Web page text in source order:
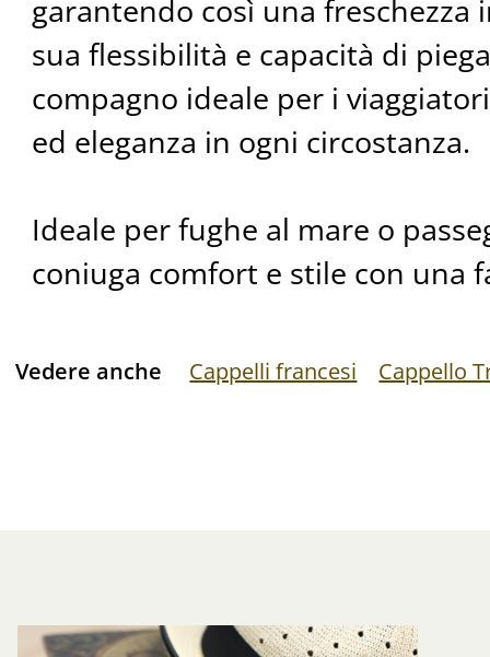
garantendo così una freschezza
sua flessibilità e capacità di
compagno ideale per i
ed eleganza in ogni circostanza.
Ideale per fughe al mare o
coniuga comfort e stile con una
Vedere anche Cappelli francesi Cappello